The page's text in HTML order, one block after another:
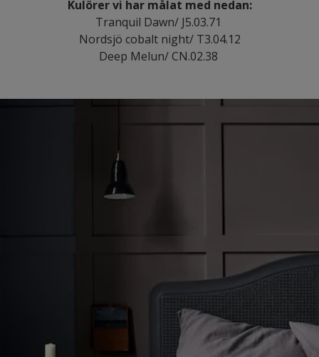
Kulörer vi har målat med nedan:
​Tranquil Dawn/ J5.03.71
Nordsjö cobalt night/ T3.04.12
Deep Melun/ CN.02.38